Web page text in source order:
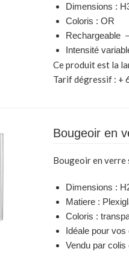
Dimensions :
Coloris : OR
Rechargeable
Intensité
Ce produit est la
Tarif dégressif : +
Bougeoir en
Bougeoir en verre
Dimensions :
Matiere :
Coloris :
Idéale pour vos
Vendu par colis